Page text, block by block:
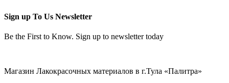
Sign up To Us Newsletter
Be the First to Know. Sign up to newsletter today
Магазин Лакокрасочных материалов в г.Тула «Палитра»